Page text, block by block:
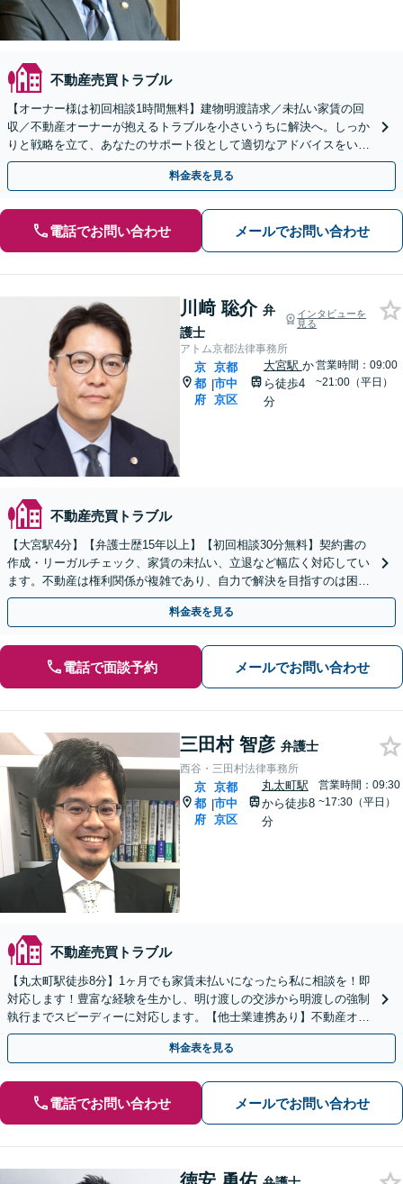
不動産売買トラブル
【オーナー様は初回相談1時間無料】建物明渡請求／未払い家賃の回
収／不動産オーナーが抱えるトラブルを小さいうちに解決へ。しっか
りと戦略を立て、あなたのサポート役として適切なアドバイスをいた
します。まずはお早めのご相談を【京都市役所前駅1分】
料金表を見る
電話でお問い合わせ メールでお問い合わせ
川﨑 聡介 弁
護士
インタビューを
見る
アトム京都法律事務所
京
都
府
|
京都
市中
京区
大宮駅 か
ら徒歩4
分
営業時間：09:00
~21:00（平日）
不動産売買トラブル
【大宮駅4分】【弁護士歴15年以上】【初回相談30分無料】契約書の
作成・リーガルチェック、家賃の未払い、立退など幅広く対応してい
ます。不動産は権利関係が複雑であり、自力で解決を目指すのは困難
です。お早めに弁護士にご相談ください。
料金表を見る
電話で面談予約 メールでお問い合わせ
三田村 智彦 弁護士
西谷・三田村法律事務所
京
都
府
|
京都
市中
京区
丸太町駅
から徒歩8
分
営業時間：09:30
~17:30（平日）
不動産売買トラブル
【丸太町駅徒歩8分】1ヶ月でも家賃未払いになったら私に相談を！即
対応します！豊富な経験を生かし、明け渡しの交渉から明渡しの強制
執行までスピーディーに対応します。【他士業連携あり】不動産オー
ナー様の力になれるようサポートします！
料金表を見る
電話でお問い合わせ メールでお問い合わせ